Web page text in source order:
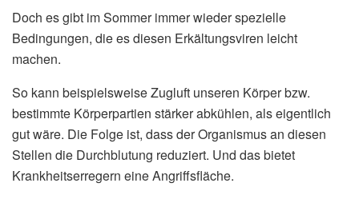
Doch es gibt im Sommer immer wieder spezielle
Bedingungen, die es diesen Erkältungsviren leicht
machen.
So kann beispielsweise Zugluft unseren Körper bzw.
bestimmte Körperpartien stärker abkühlen, als eigentlich
gut wäre. Die Folge ist, dass der Organismus an diesen
Stellen die Durchblutung reduziert. Und das bietet
Krankheitserregern eine Angriffsfläche.